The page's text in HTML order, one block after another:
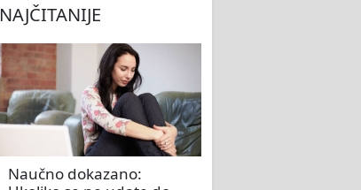
NAJČITANIJE
Naučno dokazano: